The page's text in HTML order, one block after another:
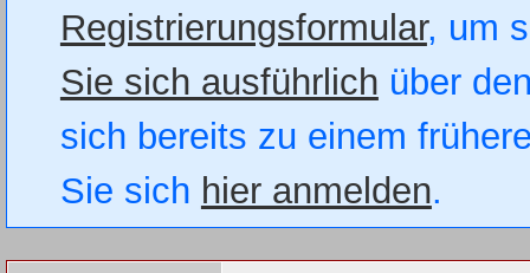
Registrierungsformular, um
Sie sich ausführlich über
sich bereits zu einem
Sie sich hier anmelden.